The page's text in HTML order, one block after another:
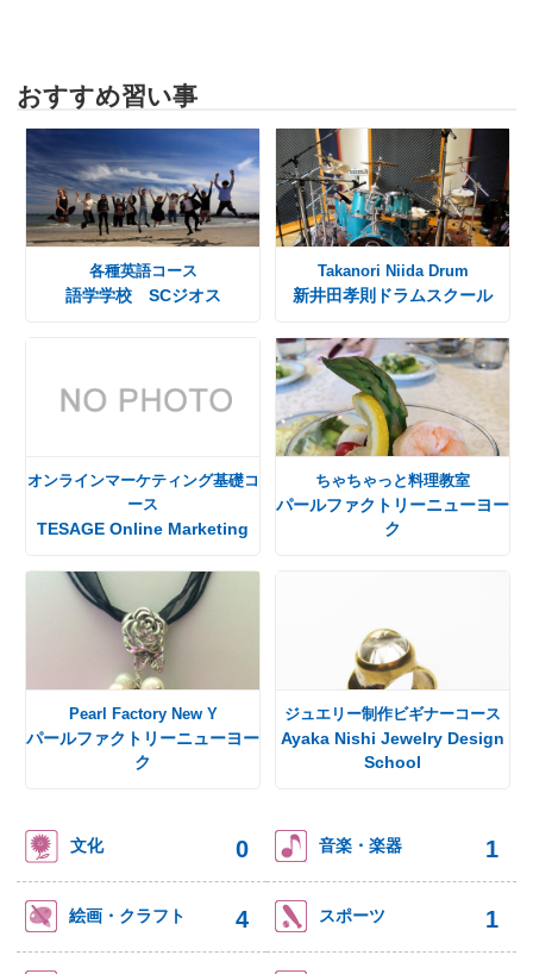
おすすめ習い事
各種英語コース
語学学校 SCジオス
Takanori Niida Drum
新井田孝則ドラムスクール
オンラインマーケティング基礎コ
ース
TESAGE Online Marketing
ちゃちゃっと料理教室
パールファクトリーニューヨー
ク
Pearl Factory New Y
パールファクトリーニューヨー
ク
ジュエリー制作ビギナーコース
Ayaka Nishi Jewelry Design
School
文化 0 音楽・楽器 1
絵画・クラフト 4 スポーツ 1